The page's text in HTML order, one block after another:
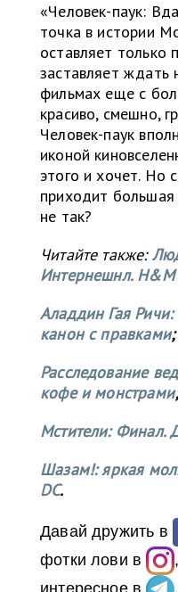
«Человек-паук:
точка в истории
оставляет только
заставляет ждать
фильмах еще с
красиво, смешно,
Человек-паук
иконой
этого и хочет. Но
приходит большая
не так?
Читайте также:
Интернешнл. H&M
Аладдин Гая
канон с правками;
Расследование
кофе и монстрами
Мстители: Финал.
Шазам!: яркая
DC.
Давай дружить в
фотки лови в
интересное в